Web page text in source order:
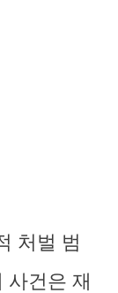
처벌 범
사건은 재